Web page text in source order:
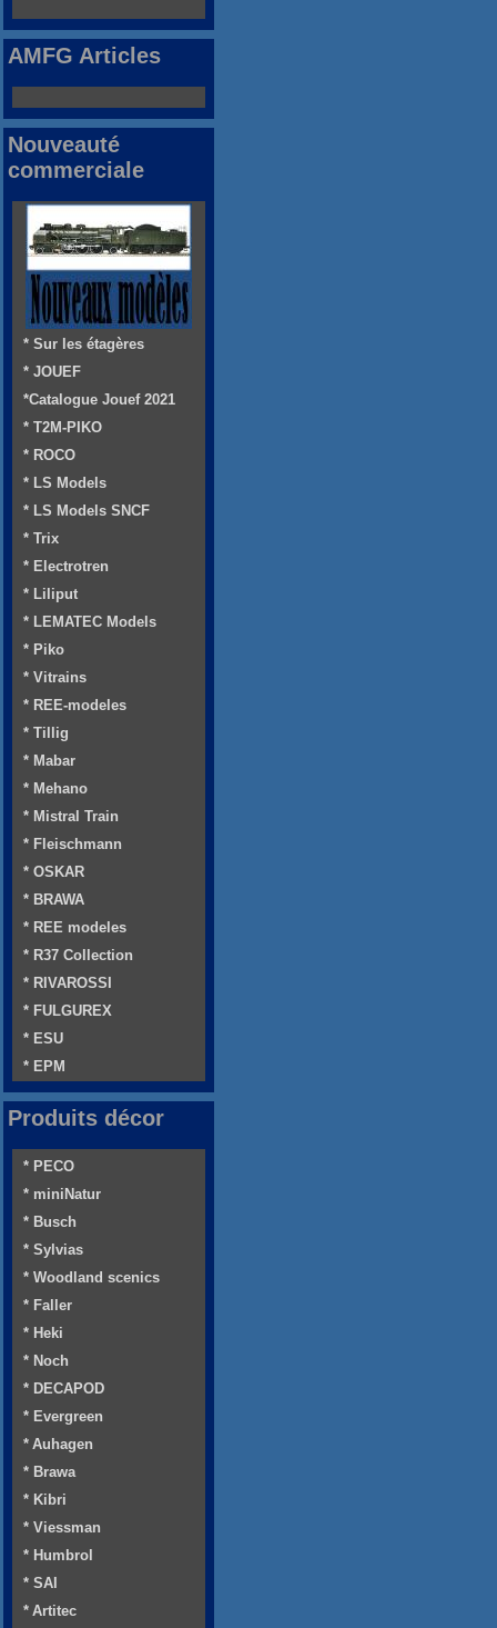
AMFG Articles
Nouveauté
commerciale
* Sur les étagères
* JOUEF
*Catalogue Jouef 2021
* T2M-PIKO
* ROCO
* LS Models
* LS Models SNCF
* Trix
* Electrotren
* Liliput
* LEMATEC Models
* Piko
* Vitrains
* REE-modeles
* Tillig
* Mabar
* Mehano
* Mistral Train
* Fleischmann
* OSKAR
* BRAWA
* REE modeles
* R37 Collection
* RIVAROSSI
* FULGUREX
* ESU
* EPM
Produits décor
* PECO
* miniNatur
* Busch
* Sylvias
* Woodland scenics
* Faller
* Heki
* Noch
* DECAPOD
* Evergreen
* Auhagen
* Brawa
* Kibri
* Viessman
* Humbrol
* SAI
* Artitec